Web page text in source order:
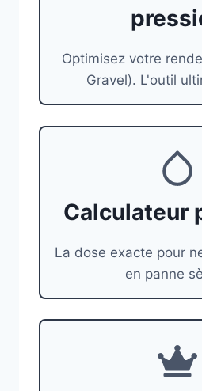
Optimisez votre
Gravel). L'outil
Calculateur
La dose exacte pour
en panne